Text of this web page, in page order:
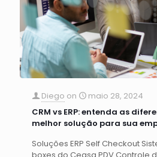
Diego on
maio 28, 2024
CRM vs ERP: entenda as
melhor solução para sua
Soluções ERP Self Checkout
boxes do Ceasa PDV Controle